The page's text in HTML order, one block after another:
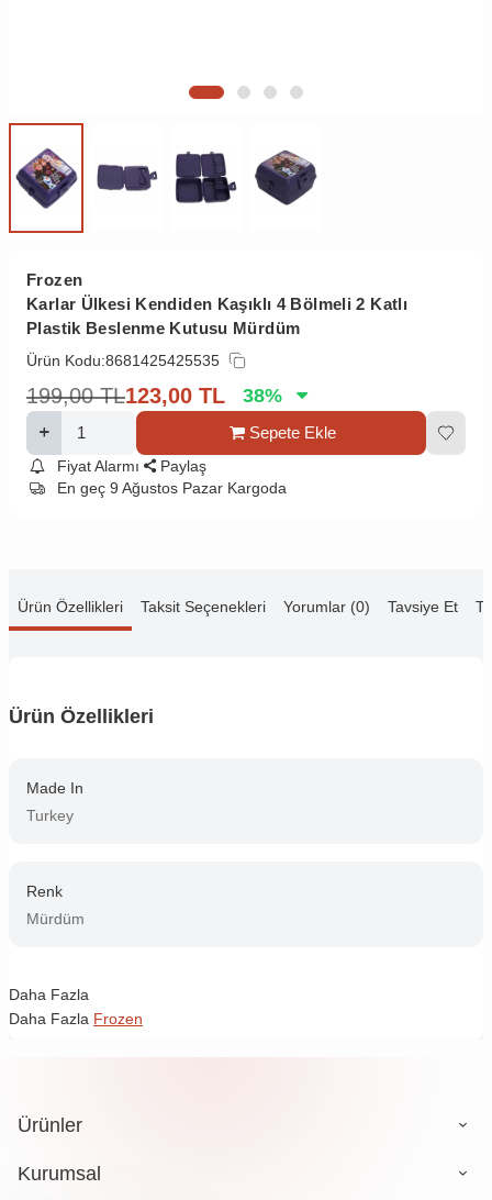
Frozen
Karlar Ülkesi Kendiden Kaşıklı 4 Bölmeli 2 Katlı
Plastik Beslenme Kutusu Mürdüm
Ürün Kodu:8681425425535
199,00 TL123,00 TL 38%
Sepete Ekle
Fiyat Alarmı
Paylaş
En geç 9 Ağustos Pazar Kargoda
Ürün Özellikleri Taksit Seçenekleri Yorumlar (0) Tavsiye Et
Ürün Özellikleri
Made In
Turkey
Renk
Mürdüm
Daha Fazla
Daha Fazla Frozen
Ürünler
Kurumsal